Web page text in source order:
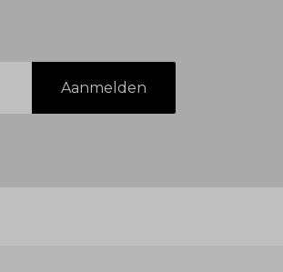
Aanmelden